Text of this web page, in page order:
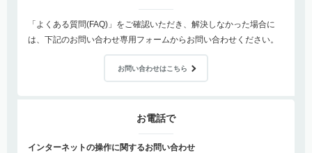
「よくある質問(FAQ)」をご確認いただき、解決しなかった場合に
は、下記のお問い合わせ専用フォームからお問い合わせください。
お問い合わせはこちら
お電話で
インターネットの操作に関するお問い合わせ